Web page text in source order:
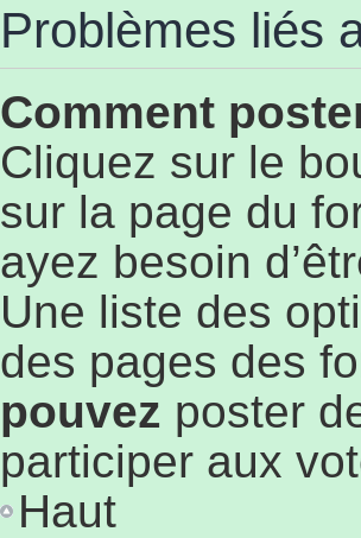
Problèmes liés
Comment
Cliquez sur le
sur la page du
ayez besoin
Une liste des
des pages des
pouvez poster
participer aux
Haut